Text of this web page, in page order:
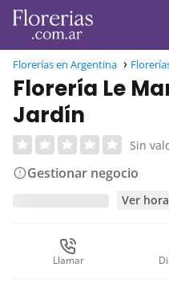
Florerías en Argentina
Florería Le
Jardín
Sin
Gestionar negocio
Ver
Llamar